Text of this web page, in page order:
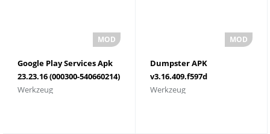
Google Play Services Apk
23.23.16 (000300-540660214)
(232316000) Laden Sie die
Werkzeug
Dumpster APK
v3.16.409.f597d
herunterladen
Werkzeug